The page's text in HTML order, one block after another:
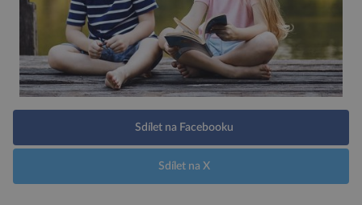
Sdílet na Facebooku
Sdílet na X